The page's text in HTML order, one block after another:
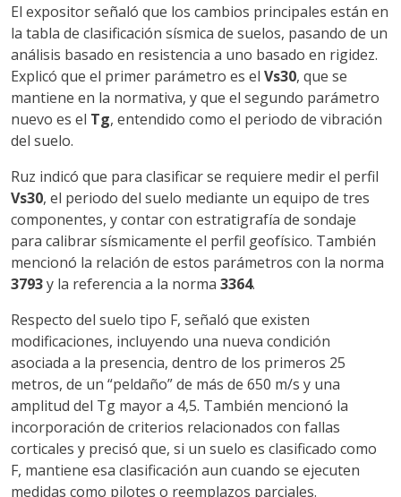
El expositor señaló que los cambios principales están en
la tabla de clasificación sísmica de suelos, pasando de un
análisis basado en resistencia a uno basado en rigidez.
Explicó que el primer parámetro es el Vs30, que se
mantiene en la normativa, y que el segundo parámetro
nuevo es el Tg, entendido como el periodo de vibración
del suelo.
Ruz indicó que para clasificar se requiere medir el perfil
Vs30, el periodo del suelo mediante un equipo de tres
componentes, y contar con estratigrafía de sondaje
para calibrar sísmicamente el perfil geofísico. También
mencionó la relación de estos parámetros con la norma
3793y la referencia a la norma 3364.
Respecto del suelo tipo F, señaló que existen
modificaciones, incluyendo una nueva condición
asociada a la presencia, dentro de los primeros 25
metros, de un “peldaño” de más de 650 m/s y una
amplitud del Tg mayor a 4,5. También mencionó la
incorporación de criterios relacionados con fallas
corticales y precisó que, si un suelo es clasificado como
F, mantiene esa clasificación aun cuando se ejecuten
medidas como pilotes o reemplazos parciales.